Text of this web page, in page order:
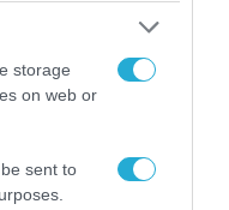
storage
on web or
sent to